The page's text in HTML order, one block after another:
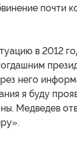
почти
в 2012
него
я буду
Медведев